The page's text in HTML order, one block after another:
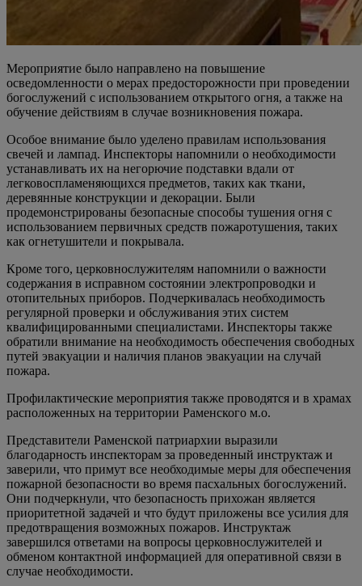
Мероприятие было направлено на повышение
осведомленности о мерах предосторожности при проведении
богослужений с использованием открытого огня, а также на
обучение действиям в случае возникновения пожара.
Особое внимание было уделено правилам использования
свечей и лампад. Инспекторы напомнили о необходимости
устанавливать их на негорючие подставки вдали от
легковоспламеняющихся предметов, таких как ткани,
деревянные конструкции и декорации. Были
продемонстрированы безопасные способы тушения огня с
использованием первичных средств пожаротушения, таких
как огнетушители и покрывала.
Кроме того, церковнослужителям напомнили о важности
содержания в исправном состоянии электропроводки и
отопительных приборов. Подчеркивалась необходимость
регулярной проверки и обслуживания этих систем
квалифицированными специалистами. Инспекторы также
обратили внимание на необходимость обеспечения свободных
путей эвакуации и наличия планов эвакуации на случай
пожара.
Профилактические мероприятия также проводятся и в храмах
расположенных на территории Раменского м.о.
Представители Раменской патриархии выразили
благодарность инспекторам за проведенный инструктаж и
заверили, что примут все необходимые меры для обеспечения
пожарной безопасности во время пасхальных богослужений.
Они подчеркнули, что безопасность прихожан является
приоритетной задачей и что будут приложены все усилия для
предотвращения возможных пожаров. Инструктаж
завершился ответами на вопросы церковнослужителей и
обменом контактной информацией для оперативной связи в
случае необходимости.